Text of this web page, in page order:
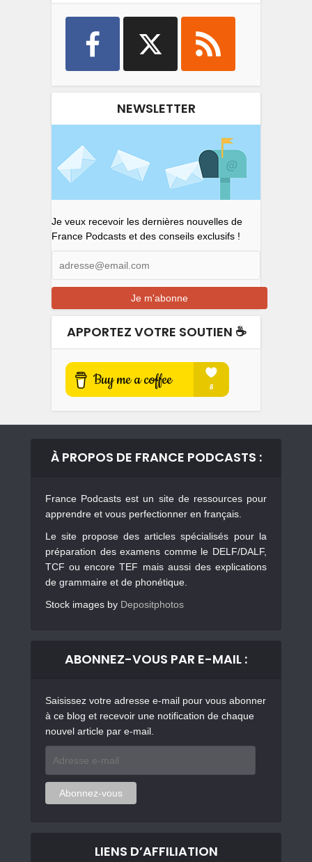
NEWSLETTER
Je veux recevoir les dernières nouvelles de
France Podcasts et des conseils exclusifs !
APPORTEZ VOTRE SOUTIEN ☕️
À PROPOS DE FRANCE PODCASTS :
France Podcasts est un site de ressources pour
apprendre et vous perfectionner en français.
Le site propose des articles spécialisés pour la
préparation des examens comme le DELF/DALF,
TCF ou encore TEF mais aussi des explications
de grammaire et de phonétique.
Stock images by Depositphotos
ABONNEZ-VOUS PAR E-MAIL :
Saisissez votre adresse e-mail pour vous abonner
à ce blog et recevoir une notification de chaque
nouvel article par e-mail.
mail
Abonnez-vous
LIENS D’AFFILIATION